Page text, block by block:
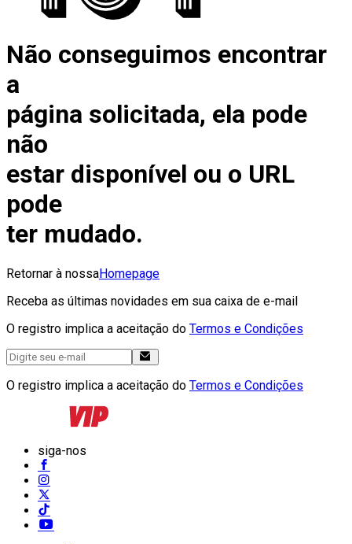
Não conseguimos encontrar
a
página solicitada, ela pode
não
estar disponível ou o URL
pode
ter mudado.
Retornar à nossaHomepage
Receba as últimas novidades em sua caixa de e-mail
O registro implica a aceitação do Termos e Condições
O registro implica a aceitação do Termos e Condições
siga-nos